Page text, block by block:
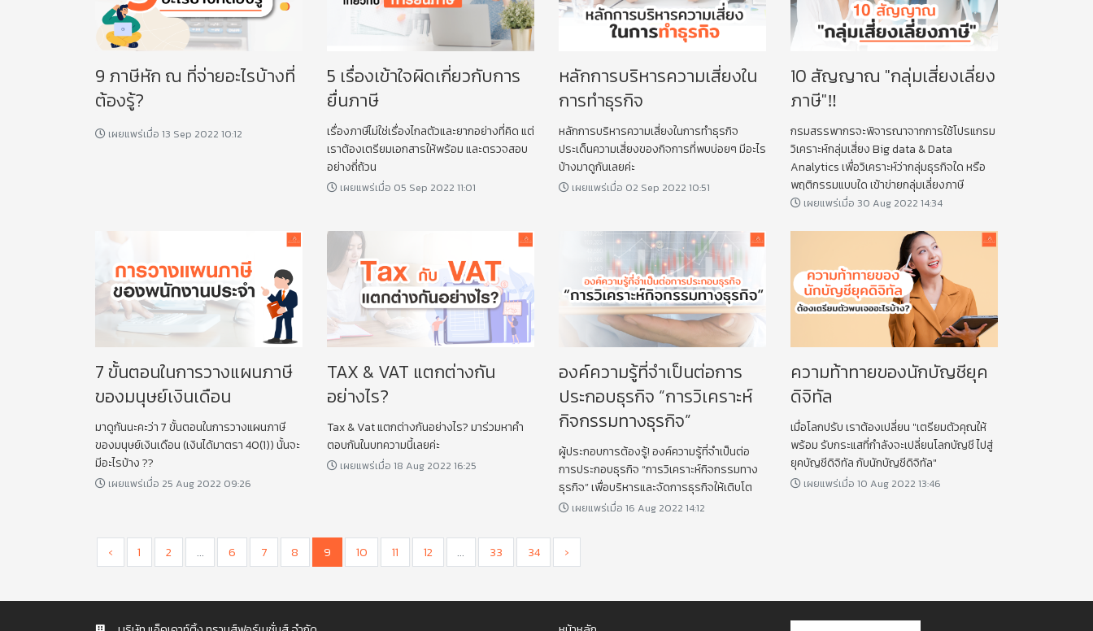
9 ภาษีหัก ณ ที่จ่ายอะไรบ้างที่
ต้องรู้?
เผยแพร่เมื่อ 13 Sep 2022 10:12
5 เรื่องเข้าใจผิดเกี่ยวกับการ
ยื่นภาษี
เรื่องภาษีไม่ใช่เรื่องไกลตัวและยากอย่างที่คิด แต่
เราต้องเตรียมเอกสารให้พร้อม และตรวจสอบ
อย่างถี่ถ้วน
เผยแพร่เมื่อ 05 Sep 2022 11:01
หลักการบริหารความเสี่ยงใน
การทำธุรกิจ
หลักการบริหารความเสี่ยงในการทำธุรกิจ
ประเด็นความเสี่ยงของกิจการที่พบบ่อยๆ มีอะไร
บ้างมาดูกันเลยค่ะ
เผยแพร่เมื่อ 02 Sep 2022 10:51
10 สัญญาณ "กลุ่มเสี่ยงเลี่ยง
ภาษี"‼️
กรมสรรพากรจะพิจารณาจากการใช้โปรแกรม
วิเคราะห์กลุ่มเสี่ยง Big data & Data
Analytics เพื่อวิเคราะห์ว่ากลุ่มธุรกิจใด หรือ
พฤติกรรมแบบใด เข้าข่ายกลุ่มเลี่ยงภาษี
เผยแพร่เมื่อ 30 Aug 2022 14:34
7 ขั้นตอนในการวางแผนภาษี
ของมนุษย์เงินเดือน
มาดูกันนะคะว่า 7 ขั้นตอนในการวางแผนภาษี
ของมนุษย์เงินเดือน (เงินได้มาตรา 40(1)) นั้นจะ
มีอะไรบ้าง ??
เผยแพร่เมื่อ 25 Aug 2022 09:26
TAX & VAT แตกต่างกัน
อย่างไร?
Tax & Vat แตกต่างกันอย่างไร? มาร่วมหาคำ
ตอบกันในบทความนี้เลยค่ะ
เผยแพร่เมื่อ 18 Aug 2022 16:25
องค์ความรู้ที่จำเป็นต่อการ
ประกอบธุรกิจ “การวิเคราะห์
กิจกรรมทางธุรกิจ”
ผู้ประกอบการต้องรู้! องค์ความรู้ที่จำเป็นต่อ
การประกอบธุรกิจ “การวิเคราะห์กิจกรรมทาง
ธุรกิจ” เพื่อบริหารและจัดการธุรกิจให้เติบโต
เผยแพร่เมื่อ 16 Aug 2022 14:12
ความท้าทายของนักบัญชียุค
ดิจิทัล
เมื่อโลกปรับ เราต้องเปลี่ยน "เตรียมตัวคุณให้
พร้อม รับกระแสที่กำลังจะเปลี่ยนโลกบัญชี ไปสู่
ยุคบัญชีดิจิทัล กับนักบัญชีดิจิทัล"
เผยแพร่เมื่อ 10 Aug 2022 13:46
‹ 1 2 ... 6 7 8 9 10 11 12 ... 33 34 ›